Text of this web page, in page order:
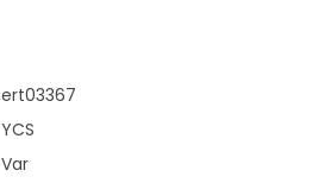
ert03367
YCS
Var